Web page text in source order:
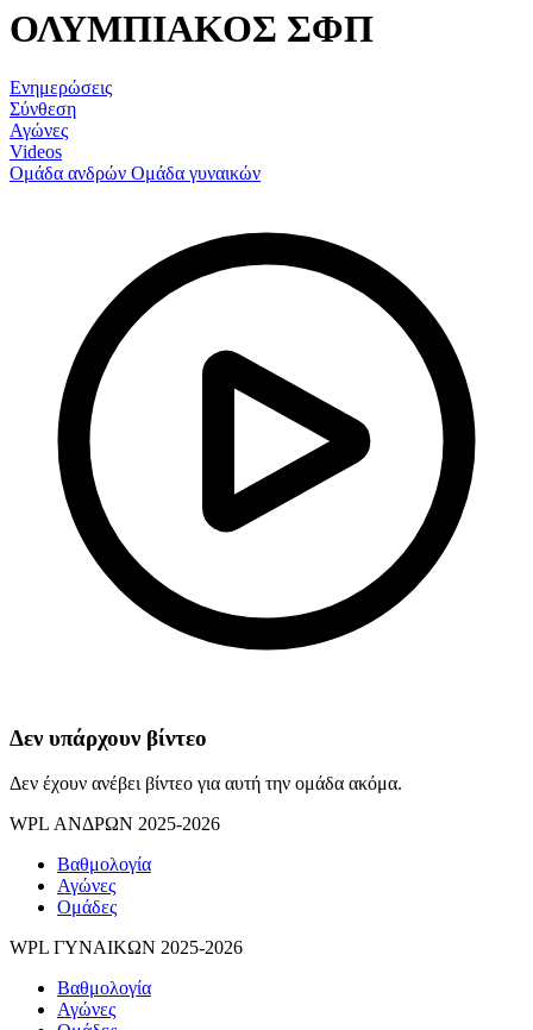
ΟΛΥΜΠΙΑΚΟΣ ΣΦΠ
Ενημερώσεις
Σύνθεση
Αγώνες
Videos
Ομάδα ανδρών Ομάδα γυναικών
Δεν υπάρχουν βίντεο
Δεν έχουν ανέβει βίντεο για αυτή την ομάδα ακόμα.
WPL ΑΝΔΡΩΝ 2025-2026
Βαθμολογία
Αγώνες
Ομάδες
WPL ΓΥΝΑΙΚΩΝ 2025-2026
Βαθμολογία
Αγώνες